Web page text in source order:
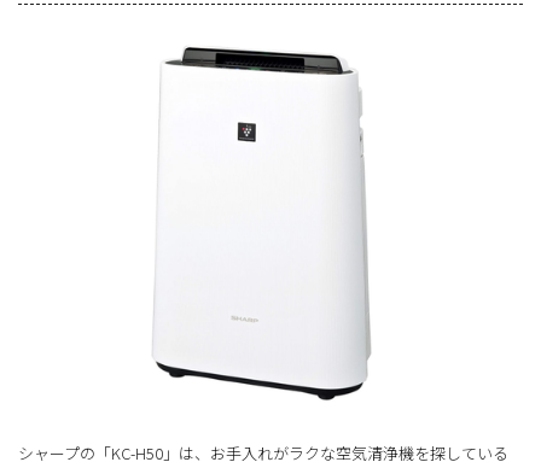
シャープの「KC-H50」は、お手入れがラクな空気清浄機を探している